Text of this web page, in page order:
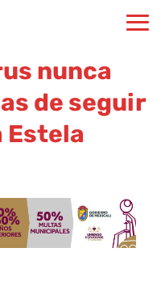
nunca
de seguir
Estela